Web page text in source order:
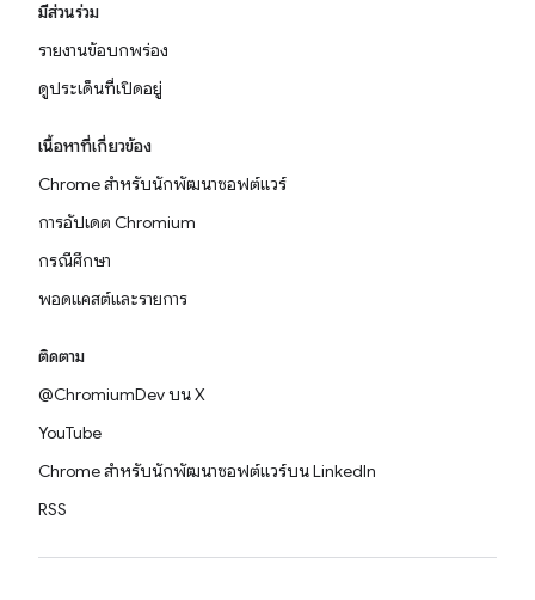
มีส่วนร่วม
รายงานข้อบกพร่อง
ดูประเด็นที่เปิดอยู่
เนื้อหาที่เกี่ยวข้อง
Chrome สำหรับนักพัฒนาซอฟต์แวร์
การอัปเดต Chromium
กรณีศึกษา
พอดแคสต์และรายการ
ติดตาม
@ChromiumDev บน X
YouTube
Chrome สำหรับนักพัฒนาซอฟต์แวร์บน LinkedIn
RSS